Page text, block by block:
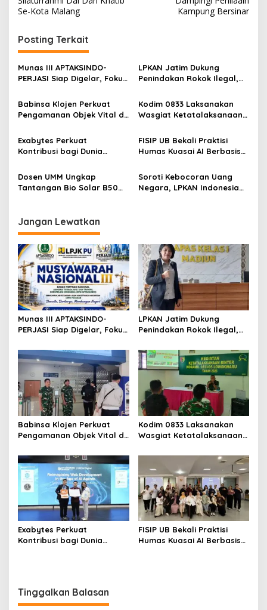
v
i
g
a
s
i
p
s
Se-Kota Malang
Kampung Bersinar
Posting Terkait
Munas III APTAKSINDO-
PERJASI Siap Digelar, Fokus
Regenerasi Kepemimpinan
LPKAN Jatim Dukung
Penindakan Rokok Ilegal,
Jangan Korbankan Petani
Babinsa Klojen Perkuat
Pengamanan Objek Vital di
Lama
Kodim 0833 Laksanakan
Wasgiat Ketatalaksanaan
Exabytes Perkuat
Kontribusi bagi Dunia
Melalui Kerja Sama dengan
Universitas Ciputra
Surabaya
FISIP UB Bekali Praktisi
Humas Kuasai AI Berbasis
Dosen UMM Ungkap
Tantangan Bio Solar B50
Wajib Dilakukan
Soroti Kebocoran Uang
Negara, LPKAN Indonesia
Jangan Lewatkan
Munas III APTAKSINDO-
PERJASI Siap Digelar, Fokus
Regenerasi Kepemimpinan
LPKAN Jatim Dukung
Penindakan Rokok Ilegal,
Jangan Korbankan Petani
Babinsa Klojen Perkuat
Pengamanan Objek Vital di
Lama
Kodim 0833 Laksanakan
Wasgiat Ketatalaksanaan
Exabytes Perkuat
Kontribusi bagi Dunia
FISIP UB Bekali Praktisi
Humas Kuasai AI Berbasis
Tinggalkan Balasan